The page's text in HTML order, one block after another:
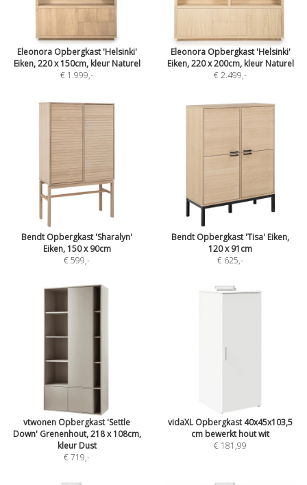
Eleonora Opbergkast 'Helsinki'
Eiken, 220 x 150cm, kleur Naturel
€ 1.999,-
Eleonora Opbergkast 'Helsinki'
Eiken, 220 x 200cm, kleur Naturel
€ 2.499,-
Bendt Opbergkast 'Sharalyn'
Eiken, 150 x 90cm
€ 599,-
Bendt Opbergkast 'Tisa' Eiken,
120 x 91cm
€ 625,-
vtwonen Opbergkast 'Settle
Down' Grenenhout, 218 x 108cm,
kleur Dust
€ 719,-
vidaXL Opbergkast 40x45x103,5
cm bewerkt hout wit
€ 181,99